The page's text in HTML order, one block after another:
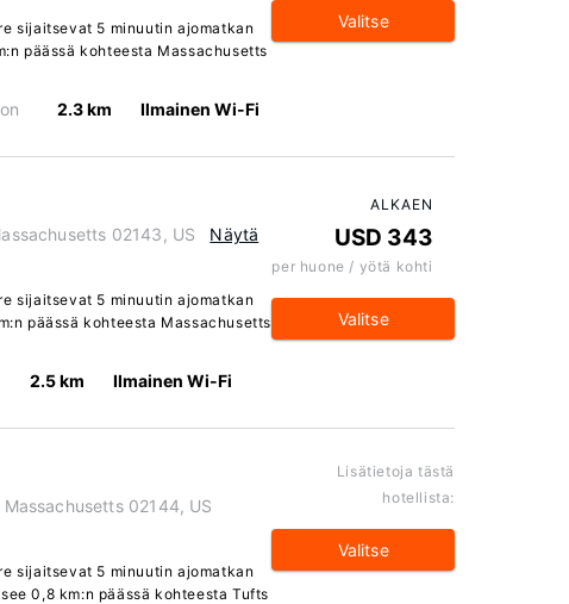
sijaitsevat 5 minuutin ajomatkan
päässä kohteesta Massachusetts
2.3 km Ilmainen Wi-Fi
Valitse
02143, US
Näytä
sijaitsevat 5 minuutin ajomatkan
päässä kohteesta Massachusetts
2.5 km Ilmainen Wi-Fi
ALKAEN
USD 343
per huone / yötä kohti
Valitse
02144, US
sijaitsevat 5 minuutin ajomatkan
0,8 km:n päässä kohteesta Tufts
Lisätietoja tästä
hotellista:
Valitse